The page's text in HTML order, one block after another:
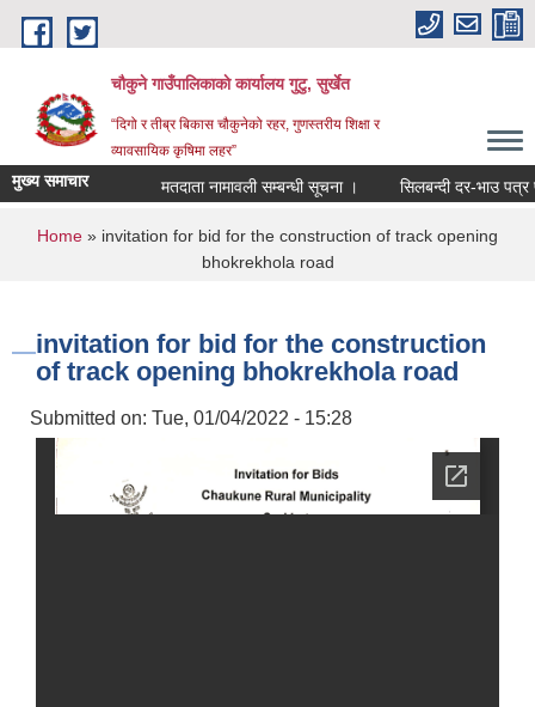
Skip to main content
चौकुने गाउँपालिकाकाे कार्यालय गुटु, सुर्खेत
“दिगो र तीब्र बिकास चौकुनेको रहर, गुणस्तरीय शिक्षा र
व्यावसायिक कृषिमा लहर”
मुख्य समाचार मतदाता नामावली सम्बन्धी सूचना । सिलबन्दी दर-भाउ पत्र
You are here
Home » invitation for bid for the construction of track opening
bhokrekhola road
invitation for bid for the construction
of track opening bhokrekhola road
Submitted on: Tue, 01/04/2022 - 15:28